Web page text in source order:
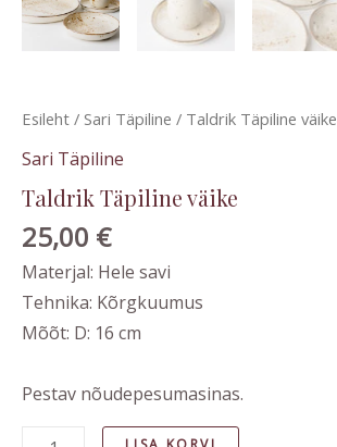
Esileht / Sari Täpiline / Taldrik Täpiline väike
Sari Täpiline
Taldrik Täpiline väike
25,00 €
Materjal: Hele savi
Tehnika: Kõrgkuumus
Mõõt: D: 16 cm
Pestav nõudepesumasinas.